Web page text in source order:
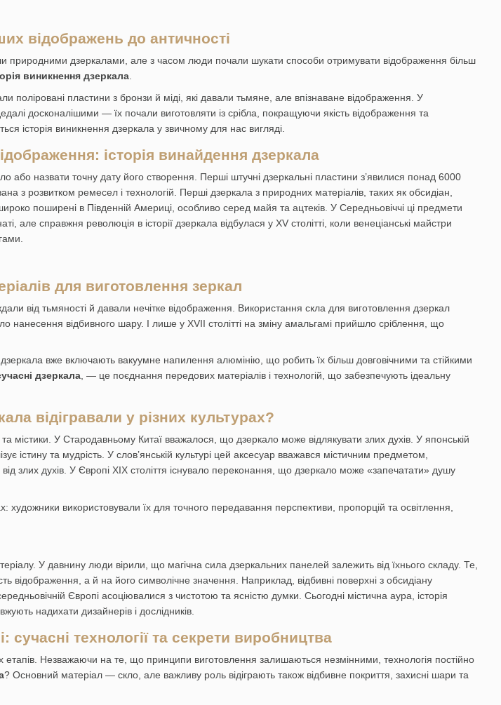
відображень до античності
природними дзеркалами, але з часом люди почали шукати способи отримувати відображення більш
виникнення дзеркала
поліровані пластини з бронзи й міді, які давали тьмяне, але впізнаване відображення. У
досконалішими — їх почали виготовляти із срібла, покращуючи якість відображення та
історія виникнення дзеркала у звичному для нас вигляді.
історія винайдення дзеркала
або назвати точну дату його створення. Перші штучні дзеркальні пластини з’явилися понад 6000
з розвитком ремесел і технологій. Перші дзеркала з природних матеріалів, таких як обсидіан,
поширені в Південній Америці, особливо серед майя та ацтеків. У Середньовіччі ці предмети
але справжня революція в історії дзеркала відбулася у XV столітті, коли венеціанські майстри
для виготовлення зеркал
від тьмяності й давали нечітке відображення. Використання скла для виготовлення дзеркал
нанесення відбивного шару. І лише у XVII столітті на зміну амальгамі прийшло сріблення, що
дзеркала вже включають вакуумне напилення алюмінію, що робить їх більш довговічними та стійкими
дзеркала, — це поєднання передових матеріалів і технологій, що забезпечують ідеальну
відігравали у різних культурах?
містики. У Стародавньому Китаї вважалося, що дзеркало може відлякувати злих духів. У японській
істину та мудрість. У слов’янській культурі цей аксесуар вважався містичним предметом,
злих духів. У Європі XIX століття існувало переконання, що дзеркало може «запечатати» душу
художники використовували їх для точного передавання перспективи, пропорцій та освітлення,
У давнину люди вірили, що магічна сила дзеркальних панелей залежить від їхнього складу. Те,
відображення, а й на його символічне значення. Наприклад, відбивні поверхні з обсидіану
Європі асоціювалися з чистотою та ясністю думки. Сьогодні містична аура, історія
надихати дизайнерів і дослідників.
технології та секрети виробництва
етапів. Незважаючи на те, що принципи виготовлення залишаються незмінними, технологія постійно
? Основний матеріал — скло, але важливу роль відіграють також відбивне покриття, захисні шари та